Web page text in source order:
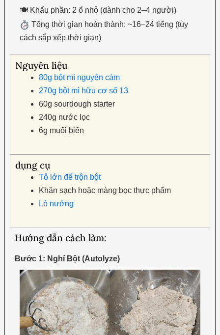
🍽 Khẩu phần: 2 ổ nhỏ (dành cho 2–4 người)
Tổng thời gian hoàn thành: ~16–24 tiếng (tùy
cách sắp xếp thời gian)
Nguyên liệu
80g bột mì nguyên cám
270g bột mì hữu cơ số 13
60g sourdough starter
240g nước lọc
6g muối biển
dụng cụ
Tô lớn để trộn bột
Khăn sạch hoặc màng bọc thực phẩm
Lò nướng
Hướng dẫn cách làm:
Bước 1: Nghỉ Bột (Autolyze)